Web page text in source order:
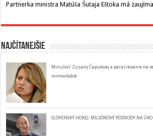
Partnerka ministra Matúša Šutaja Eštoka má
Najčítanejšie
Minulosť Zuzany Čaputovej a parazitovanie na
mimovládok
SLOVENSKÝ HOKEJ: MILIÓNOVÉ PODVODY NA